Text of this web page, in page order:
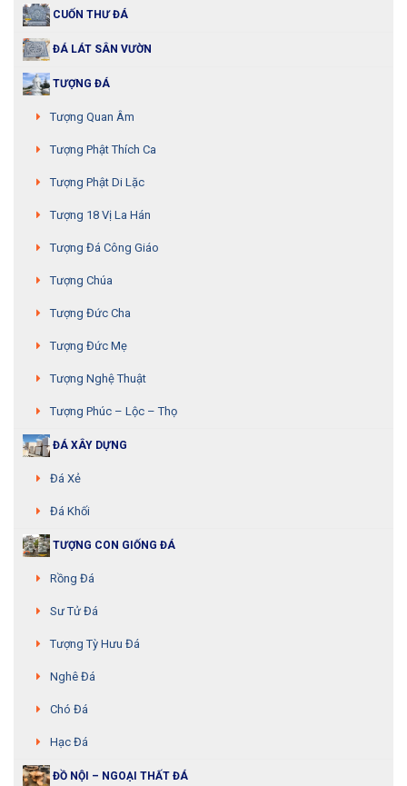
CUỐN THƯ ĐÁ
ĐÁ LÁT SÂN VƯỜN
TƯỢNG ĐÁ
Tượng Quan Âm
Tượng Phật Thích Ca
Tượng Phật Di Lặc
Tượng 18 Vị La Hán
Tượng Đá Công Giáo
Tượng Chúa
Tượng Đức Cha
Tượng Đức Mẹ
Tượng Nghệ Thuật
Tượng Phúc – Lộc – Thọ
ĐÁ XÂY DỰNG
Đá Xẻ
Đá Khối
TƯỢNG CON GIỐNG ĐÁ
Rồng Đá
Sư Tử Đá
Tượng Tỳ Hưu Đá
Nghê Đá
Chó Đá
Hạc Đá
ĐỒ NỘI – NGOẠI THẤT ĐÁ